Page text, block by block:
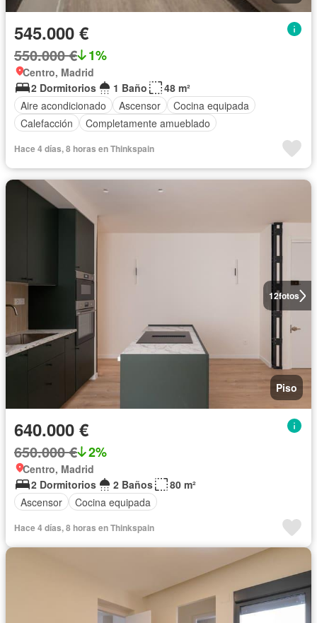
545.000 €
550.000 € 1%
Centro, Madrid
2 Dormitorios
1 Baño
48 m²
Aire acondicionado
Ascensor
Cocina equipada
Calefacción
Completamente amueblado
Hace 4 días, 8 horas en Thinkspain
12fotos
Piso
640.000 €
650.000 € 2%
Centro, Madrid
2 Dormitorios
2 Baños
80 m²
Ascensor
Cocina equipada
Hace 4 días, 8 horas en Thinkspain